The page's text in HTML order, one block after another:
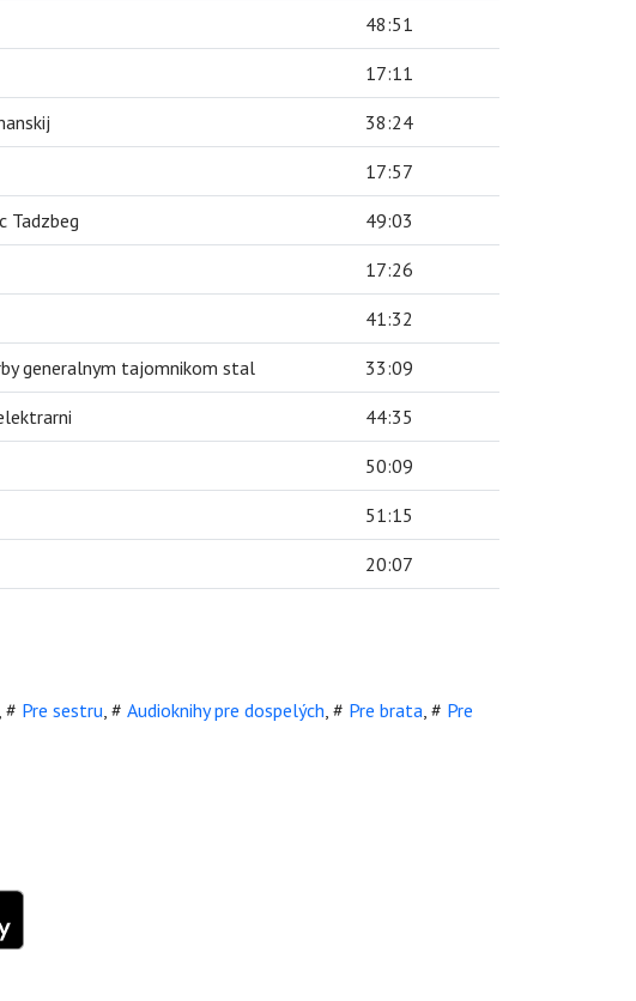
48:51
17:11
38:24
17:57
Tadzbeg 49:03
17:26
41:32
generalnym tajomnikom stal 33:09
44:35
50:09
51:15
20:07
# Pre sestru # Audioknihy pre dospelých # Pre brata # Pre